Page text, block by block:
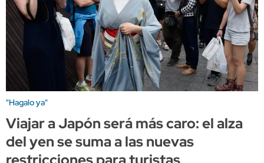
"Hagalo ya"
Viajar a Japón será más caro: el alza
del yen se suma a las nuevas